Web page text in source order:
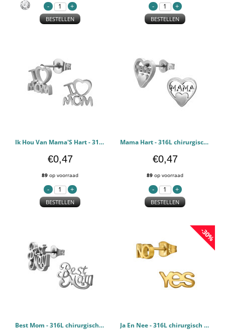
BESTELLEN BESTELLEN
Ik Hou Van Mama'S Hart - 316L chirurgisch roestvrij staal Oorstekers PCJW50231
€0,47
89 op voorraad
BESTELLEN
Mama Hart - 316L chirurgisch roestvrij staal Oorstekers PCJW50230
€0,47
89 op voorraad
BESTELLEN
Best Mom - 316L chirurgisch roestvrij staal Oorstekers PCJW50229
-30%
Ja En Nee - 316L chirurgisch roestvrij staal Oorstekers PCJW50131